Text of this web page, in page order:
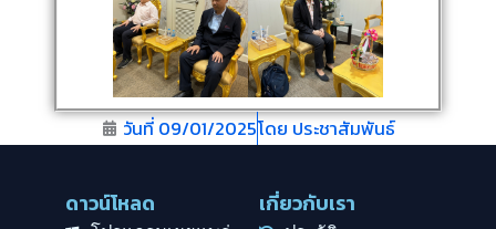
วันที่ 09/01/2025โดย ประชาสัมพันธ์
ดาวน์โหลด เกี่ยวกับเรา